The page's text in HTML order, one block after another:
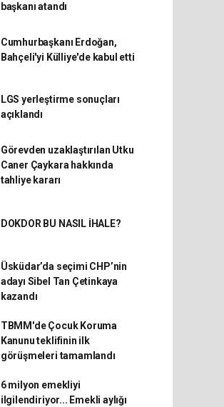
başkanı atandı
Cumhurbaşkanı Erdoğan,
Bahçeli'yi Külliye'de kabul etti
LGS yerleştirme sonuçları
açıklandı
Görevden uzaklaştırılan Utku
Caner Çaykara hakkında
tahliye kararı
DOKDOR BU NASIL İHALE?
Üsküdar’da seçimi CHP’nin
adayı Sibel Tan Çetinkaya
kazandı
TBMM'de Çocuk Koruma
Kanunu teklifinin ilk
görüşmeleri tamamlandı
6 milyon emekliyi
ilgilendiriyor... Emekli aylığı